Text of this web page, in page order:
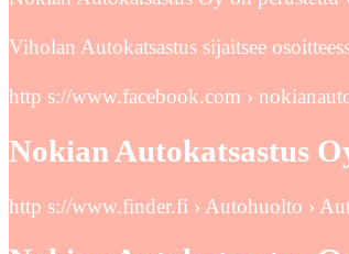
Viholan Autokatsastus sijaitsee
http s://www.facebook.com ›
Nokian Autokatsastus
http s://www.finder.fi › Autohuolto ›